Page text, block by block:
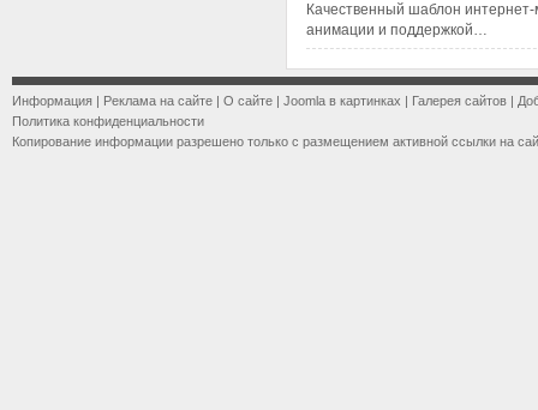
Качественный шаблон
анимации и поддержкой…
Информация | Реклама на сайте | О сайте | Joomla в картинках | Галерея сайтов |
Политика конфиденциальности
Копирование информации разрешено только с размещением активной ссылки на